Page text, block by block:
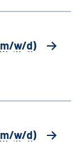
m/w/d)
m/w/d)